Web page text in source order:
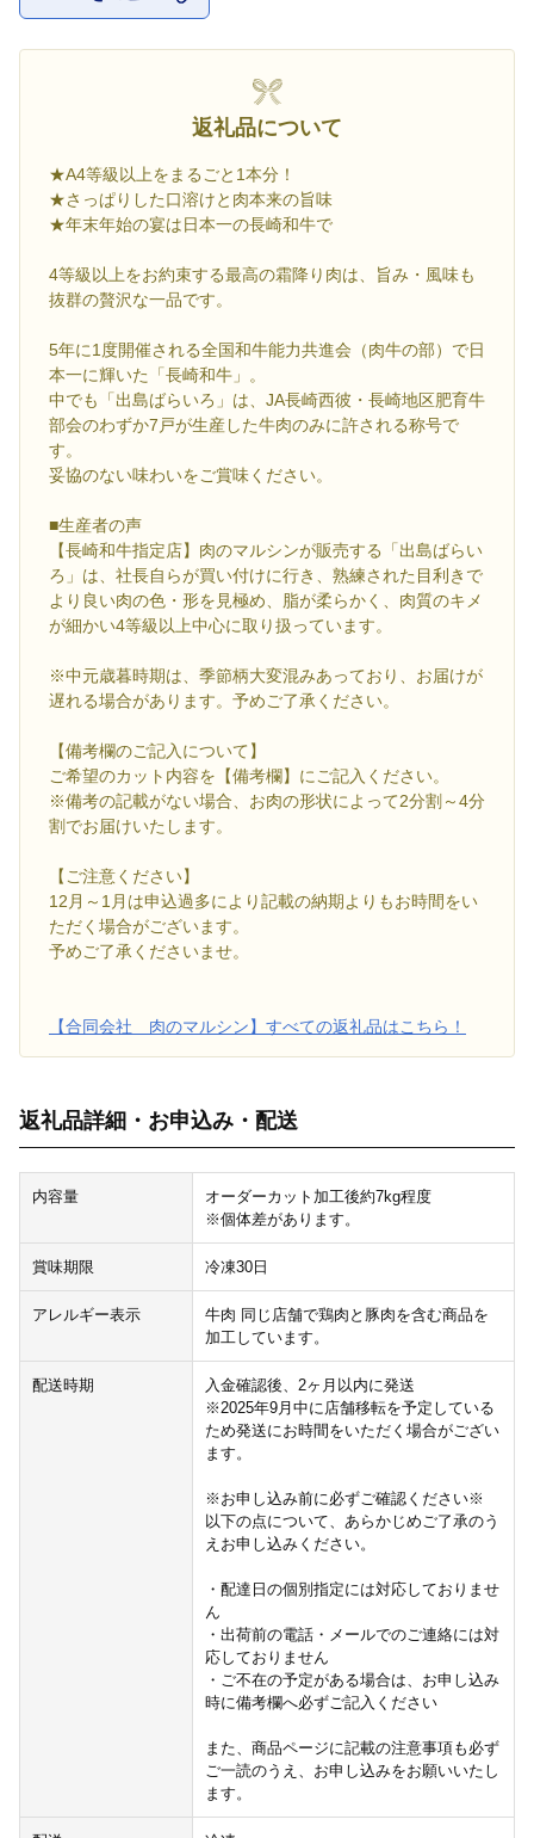
返礼品について
★A4等級以上をまるごと1本分！
★さっぱりした口溶けと肉本来の旨味
★年末年始の宴は日本一の長崎和牛で
4等級以上をお約束する最高の霜降り肉は、旨み・風味も
抜群の贅沢な一品です。
5年に1度開催される全国和牛能力共進会（肉牛の部）で日
本一に輝いた「長崎和牛」。
中でも「出島ばらいろ」は、JA長崎西彼・長崎地区肥育牛
部会のわずか7戸が生産した牛肉のみに許される称号で
す。
妥協のない味わいをご賞味ください。
■生産者の声
【長崎和牛指定店】肉のマルシンが販売する「出島ばらい
ろ」は、社長自らが買い付けに行き、熟練された目利きで
より良い肉の色・形を見極め、脂が柔らかく、肉質のキメ
が細かい4等級以上中心に取り扱っています。
※中元歳暮時期は、季節柄大変混みあっており、お届けが
遅れる場合があります。予めご了承ください。
【備考欄のご記入について】
ご希望のカット内容を【備考欄】にご記入ください。
※備考の記載がない場合、お肉の形状によって2分割～4分
割でお届けいたします。
【ご注意ください】
12月～1月は申込過多により記載の納期よりもお時間をい
ただく場合がございます。
予めご了承くださいませ。
【合同会社 肉のマルシン】すべての返礼品はこちら！
返礼品詳細・お申込み・配送
内容量
オーダーカット加工後約7kg程度
※個体差があります。
賞味期限 冷凍30日
アレルギー表示
牛肉 同じ店舗で鶏肉と豚肉を含む商品を
加工しています。
配送時期
入金確認後、2ヶ月以内に発送
※2025年9月中に店舗移転を予定している
ため発送にお時間をいただく場合がござい
ます。
※お申し込み前に必ずご確認ください※
以下の点について、あらかじめご了承のう
えお申し込みください。
・配達日の個別指定には対応しておりませ
ん
・出荷前の電話・メールでのご連絡には対
応しておりません
・ご不在の予定がある場合は、お申し込み
時に備考欄へ必ずご記入ください
また、商品ページに記載の注意事項も必ず
ご一読のうえ、お申し込みをお願いいたし
ます。